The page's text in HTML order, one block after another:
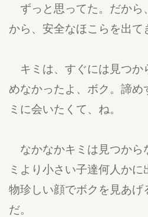
ずっと思ってた。だから
から、安全なほこらを出て
キミは、すぐには見つか
めなかったよ、ボク。諦め
ミに会いたくて、ね。
なかなかキミは見つから
ミより小さい子達何人か
物珍しい顔でボクを見あげ
だ。